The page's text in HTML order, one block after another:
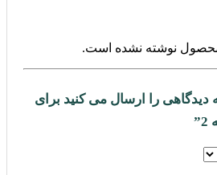
محصول نوشته نشده است.
دیدگاهی را ارسال می کنید برای